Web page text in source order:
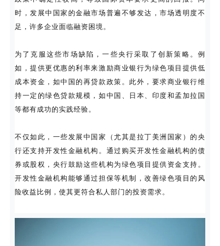
时，发展中国家的金融市场普遍不够发达，市场透明度不
足，许多企业面临融资困境。
为了克服这些市场缺陷，一些央行采取了创新策略。例
如，提供更优惠的利率来激励商业银行为绿色项目提供低
成本资金，如中国的再贷款政策。此外，要求商业银行维
持一定的绿色贷款规模，如中国、日本、印度和孟加拉国
等都有成功的实践经验。
不仅如此，一些发展中国家（尤其是拉丁美洲国家）的央
行还支持开发性金融机构。通过购买开发性金融机构的债
券或股权，央行鼓励这些机构为绿色项目提供资金支持。
开发性金融机构能够通过担保等机制，改善绿色项目的风
险收益比例，使其更符合私人部门的投资需求。